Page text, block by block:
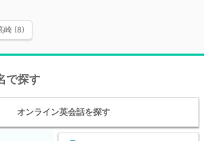
崎 (8)
で探す
オンライン英会話を探す